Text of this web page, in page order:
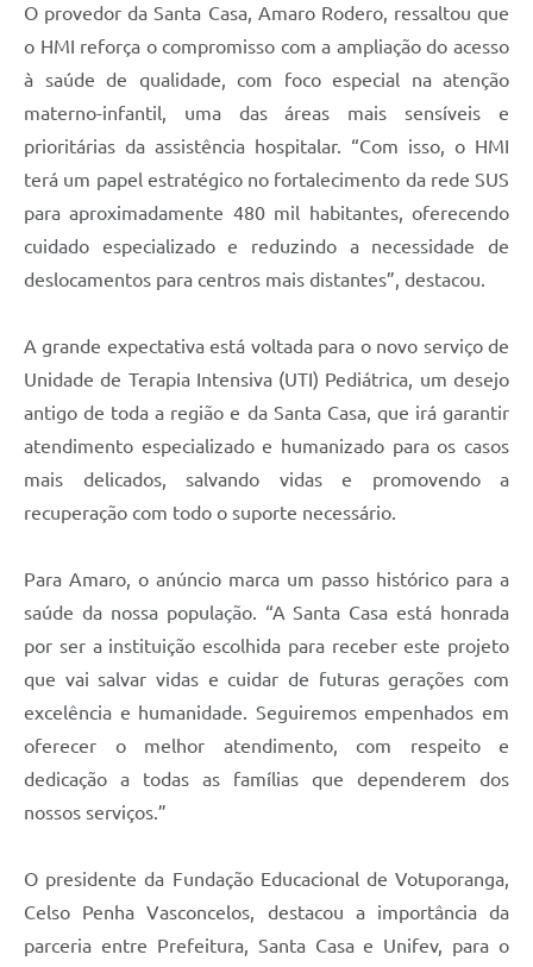
O provedor da Santa Casa, Amaro Rodero, ressaltou que
o HMI reforça o compromisso com a ampliação do acesso
à saúde de qualidade, com foco especial na atenção
materno-infantil, uma das áreas mais sensíveis e
prioritárias da assistência hospitalar. “Com isso, o HMI
terá um papel estratégico no fortalecimento da rede SUS
para aproximadamente 480 mil habitantes, oferecendo
cuidado especializado e reduzindo a necessidade de
deslocamentos para centros mais distantes”, destacou.
A grande expectativa está voltada para o novo serviço de
Unidade de Terapia Intensiva (UTI) Pediátrica, um desejo
antigo de toda a região e da Santa Casa, que irá garantir
atendimento especializado e humanizado para os casos
mais delicados, salvando vidas e promovendo a
recuperação com todo o suporte necessário.
Para Amaro, o anúncio marca um passo histórico para a
saúde da nossa população. “A Santa Casa está honrada
por ser a instituição escolhida para receber este projeto
que vai salvar vidas e cuidar de futuras gerações com
excelência e humanidade. Seguiremos empenhados em
oferecer o melhor atendimento, com respeito e
dedicação a todas as famílias que dependerem dos
nossos serviços.”
O presidente da Fundação Educacional de Votuporanga,
Celso Penha Vasconcelos, destacou a importância da
parceria entre Prefeitura, Santa Casa e Unifev, para o